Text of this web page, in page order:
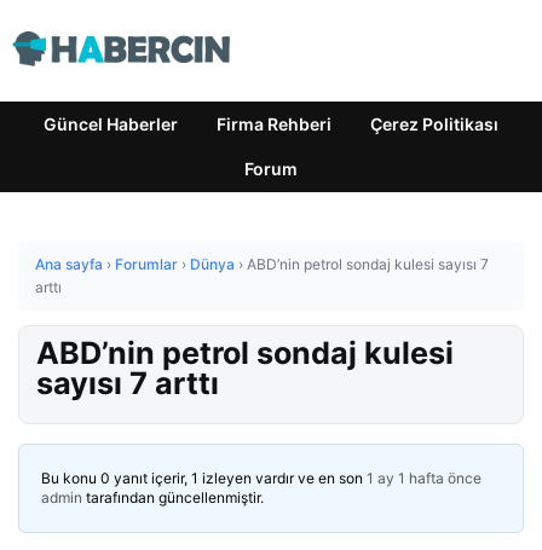
Güncel Haberler Firma Rehberi Çerez Politikası
Forum
Ana sayfa › Forumlar › Dünya › ABD’nin petrol sondaj kulesi sayısı 7
arttı
ABD’nin petrol sondaj kulesi
sayısı 7 arttı
Bu konu 0 yanıt içerir, 1 izleyen vardır ve en son 1 ay 1 hafta önce
admin tarafından güncellenmiştir.